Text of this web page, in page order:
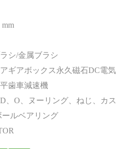
mm
シ/金属ブラシ
ギアボックス永久磁石DC電気
歯車減速機
D、O、ヌーリング、ねじ、カス
ルベアリング